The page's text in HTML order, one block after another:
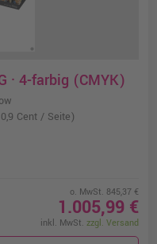
· 4-farbig (CMYK)
Cent / Seite)
o. MwSt. 845,37 €
1.005,99 €
inkl. MwSt. zzgl. Versand